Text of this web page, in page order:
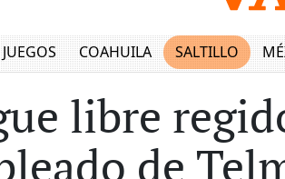
JUEGOS COAHUILA SALTILLO
libre